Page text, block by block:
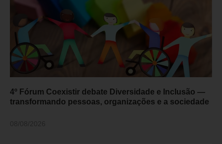
4º Fórum Coexistir debate Diversidade e Inclusão —
transformando pessoas, organizações e a sociedade